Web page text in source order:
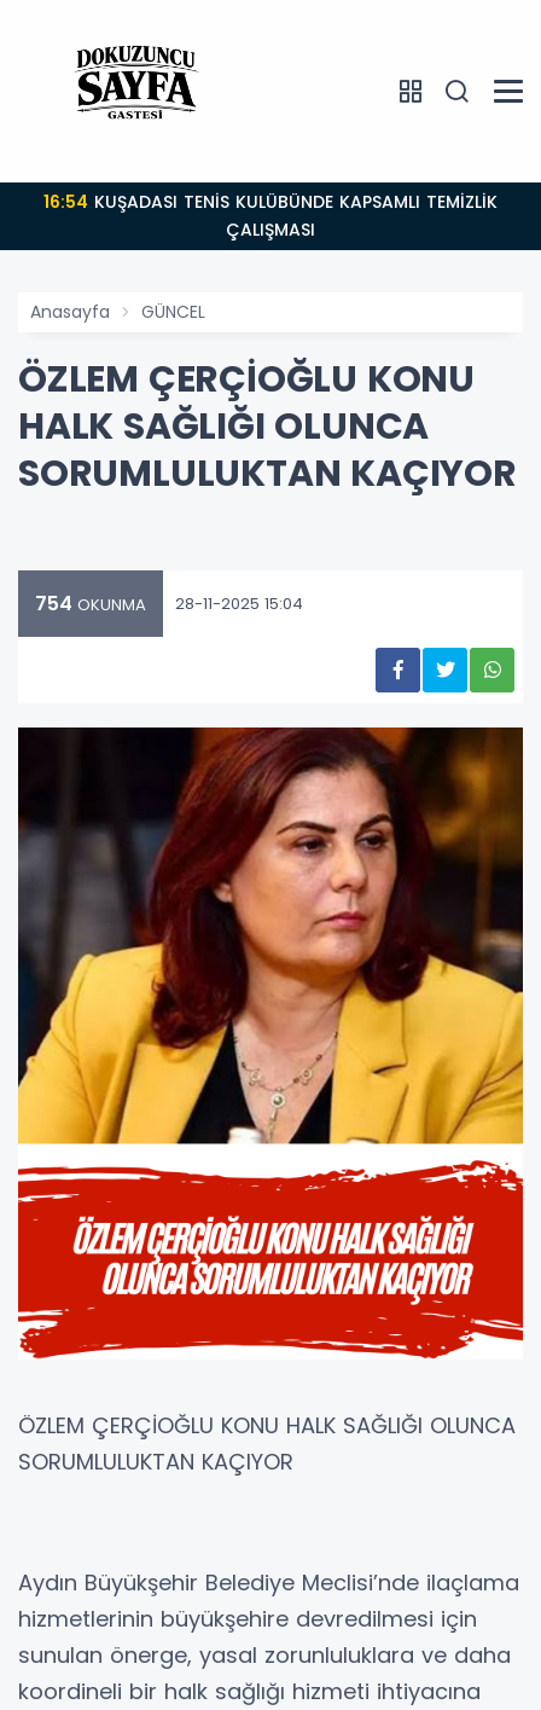
16:54
ÇALIŞMASI
Anasayfa GÜNCEL
ÖZLEM ÇERÇİOĞLU KONU
HALK SAĞLIĞI OLUNCA
SORUMLULUKTAN KAÇIYOR
754 OKUNMA 28-11-2025 15:04
ÖZLEM ÇERÇİOĞLU KONU HALK SAĞLIĞI OLUNCA
SORUMLULUKTAN KAÇIYOR
Aydın Büyükşehir Belediye Meclisi’nde ilaçlama
hizmetlerinin büyükşehire devredilmesi için
sunulan önerge, yasal zorunluluklara ve daha
koordineli bir halk sağlığı hizmeti ihtiyacına